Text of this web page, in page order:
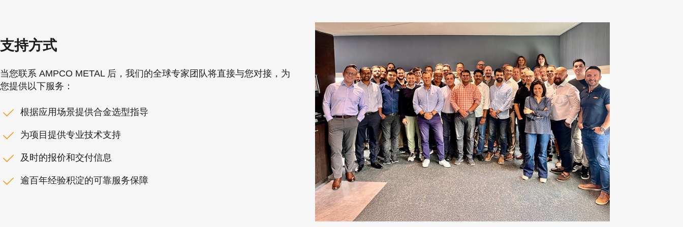
支持方式
当您联系 AMPCO METAL 后，我们的全球专家团队将直接与您对接，为
您提供以下服务：
根据应用场景提供合金选型指导
为项目提供专业技术支持
及时的报价和交付信息
逾百年经验积淀的可靠服务保障